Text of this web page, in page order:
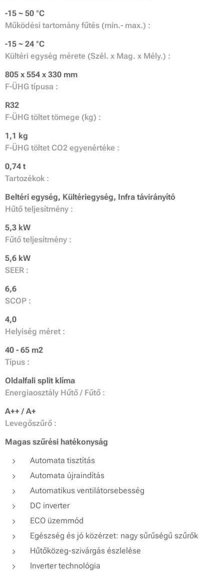
-15 ~ 50 °C
Működési tartomány fűtés (min.- max.) :
-15 ~ 24 °C
Kültéri egység mérete (Szél. x Mag. x Mély.) :
805 x 554 x 330 mm
F-ÜHG típusa :
R32
F-ÜHG töltet tömege (kg) :
1,1 kg
F-ÜHG töltet CO2 egyenértéke :
0,74 t
Tartozékok :
Beltéri egység, Kültériegység, Infra távirányító
Hűtő teljesítmény :
5,3 kW
Fűtő teljesítmény :
5,6 kW
SEER :
6,6
SCOP :
4,0
Helyiség méret :
40 - 65 m2
Típus :
Oldalfali split klíma
Energiaosztály Hűtő / Fűtő :
A++ / A+
Levegőszűrő :
Magas szűrési hatékonyság
Automata tisztítás
Automata újraindítás
Automatikus ventilátorsebesség
DC inverter
ECO üzemmód
Egészség és jó közérzet: nagy sűrűségű szűrők
Hűtőközeg-szivárgás észlelése
Inverter technológia